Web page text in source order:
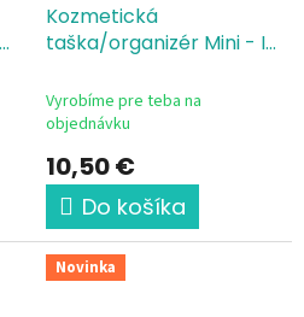
Kozmetická
taška/organizér Mini - In
Vyrobíme pre teba na
objednávku
10,50 €
Do košíka
Novinka